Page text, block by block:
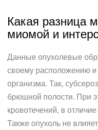
Какая разница
миомой и
Данные опухолевые
своему расположению и
организма. Так,
брюшной полости. При
кровотечений, в
Также опухоль не